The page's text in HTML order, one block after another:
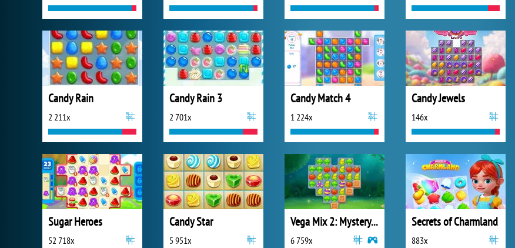
Candy Rain
2 211x
Candy Rain 3
2 701x
Candy Match 4
1 224x
Candy Jewels
146x
Sugar Heroes
52 718x
Candy Star
5 951x
Vega Mix 2: Mystery of Island
6 759x
Secrets of Charmland
883x